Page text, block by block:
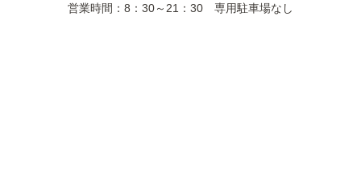
営業時間：8：30～21：30 専用駐車場なし